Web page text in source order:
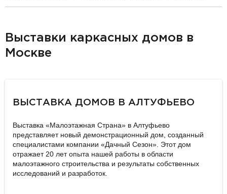
Выставки каркасных домов в
Москве
ВЫСТАВКА ДОМОВ В АЛТУФЬЕВО
Выставка «Малоэтажная Страна» в Алтуфьево
представляет новый демонстрационный дом, созданный
специалистами компании «Дачный Сезон». Этот дом
отражает 20 лет опыта нашей работы в области
малоэтажного строительства и результаты собственных
исследований и разработок.